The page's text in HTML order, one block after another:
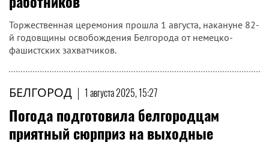
Торжественная церемония прошла 1 августа, накануне 82-
й годовщины освобождения Белгорода от немецко-
фашистских захватчиков.
БЕЛГОРОД | 1 августа 2025, 15:27
Погода подготовила белгородцам
приятный сюрприз на выходные